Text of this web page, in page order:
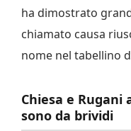
ha dimostrato
chiamato causa
nome nel tabellino
Chiesa e Rugani
sono da brividi